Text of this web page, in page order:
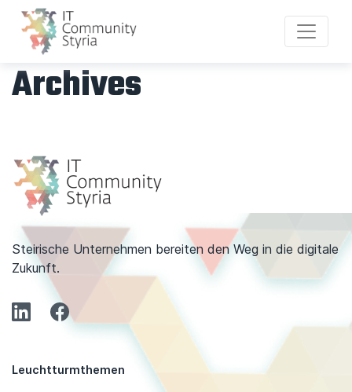
Archives
Steirische Unternehmen bereiten den Weg in die digitale
Zukunft.
Leuchtturmthemen